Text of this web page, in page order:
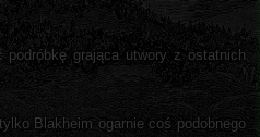
grająca utwory z ostatnich
Blakheim ogarnie coś podobnego